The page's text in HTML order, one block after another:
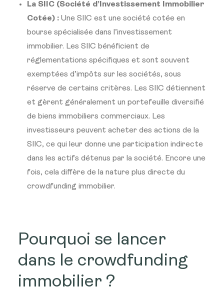
La SIIC (Société d’Investissement Immobilier
Cotée) : Une SIIC est une société cotée en
bourse spécialisée dans l’investissement
immobilier. Les SIIC bénéficient de
réglementations spécifiques et sont souvent
exemptées d’impôts sur les sociétés, sous
réserve de certains critères. Les SIIC détiennent
et gèrent généralement un portefeuille diversifié
de biens immobiliers commerciaux. Les
investisseurs peuvent acheter des actions de la
SIIC, ce qui leur donne une participation indirecte
dans les actifs détenus par la société. Encore une
fois, cela diffère de la nature plus directe du
crowdfunding immobilier.
Pourquoi se lancer
dans le crowdfunding
immobilier ?